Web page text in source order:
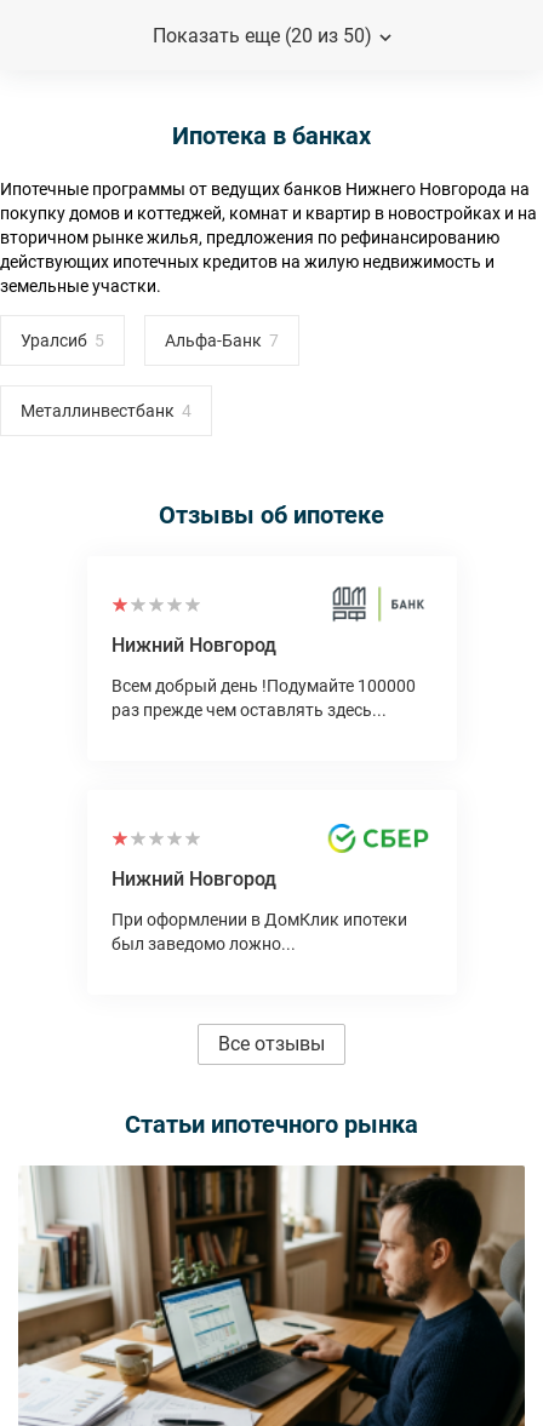
Показать еще (20 из 50)
Ипотека в банках
Ипотечные программы от ведущих банков Нижнего Новгорода на
покупку домов и коттеджей, комнат и квартир в новостройках и на
вторичном рынке жилья, предложения по рефинансированию
действующих ипотечных кредитов на жилую недвижимость и
земельные участки.
Уралсиб Альфа-Банк
Металлинвестбанк
Отзывы об ипотеке
Нижний Новгород
Всем добрый день !Подумайте 100000
раз прежде чем оставлять здесь...
Нижний Новгород
При оформлении в ДомКлик ипотеки
был заведомо ложно...
Все отзывы
Статьи ипотечного рынка